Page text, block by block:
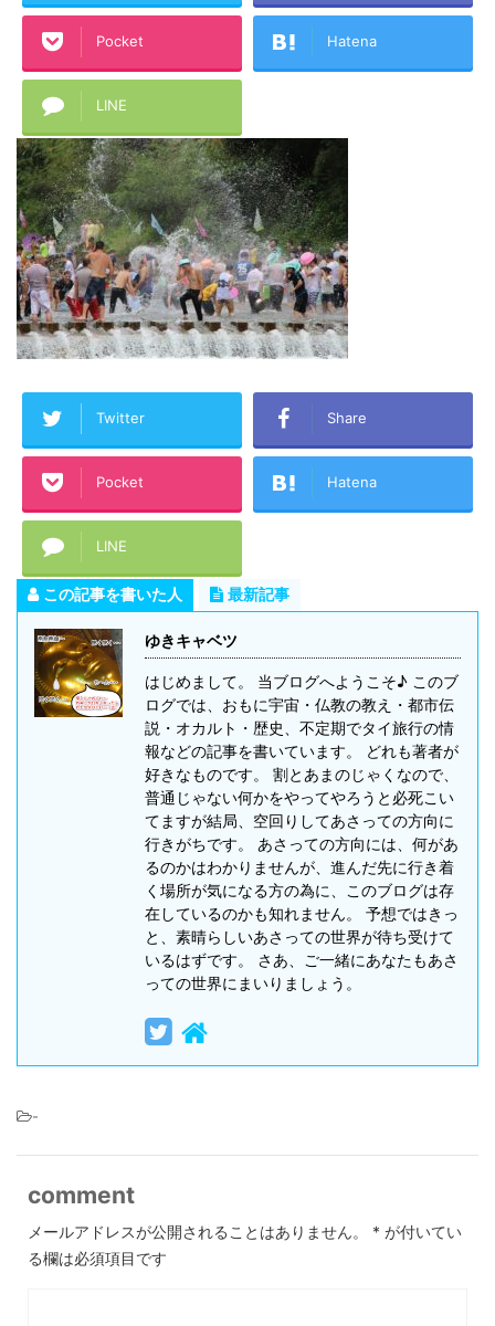
Pocket Hatena
LINE
Twitter Share
Pocket Hatena
LINE
この記事を書いた人 最新記事
ゆきキャベツ
はじめまして。 当ブログへようこそ♪ このブ
ログでは、おもに宇宙・仏教の教え・都市伝
説・オカルト・歴史、不定期でタイ旅行の情
報などの記事を書いています。 どれも著者が
好きなものです。 割とあまのじゃくなので、
普通じゃない何かをやってやろうと必死こい
てますが結局、空回りしてあさっての方向に
行きがちです。 あさっての方向には、何があ
るのかはわかりませんが、進んだ先に行き着
く場所が気になる方の為に、このブログは存
在しているのかも知れません。 予想ではきっ
と、素晴らしいあさっての世界が待ち受けて
いるはずです。 さあ、ご一緒にあなたもあさ
っての世界にまいりましょう。
-
comment
メールアドレスが公開されることはありません。 * が付いてい
る欄は必須項目です